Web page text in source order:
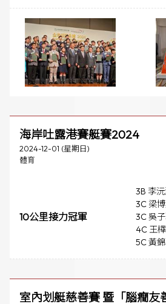
海岸吐露港賽艇賽2024
2024-12-01 (星期日)
體育
10公里接力冠軍
3B 李
3C 梁
3C 吳
4C 王
5C 黃
室內划艇慈善賽 暨「腦癇